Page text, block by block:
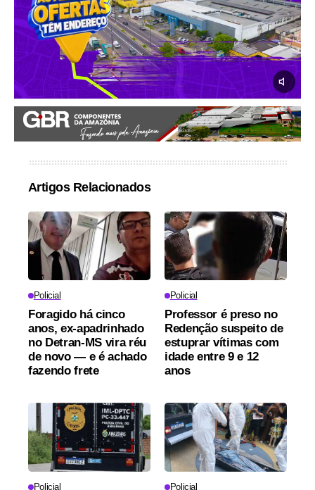
Artigos Relacionados
Policial
Foragido há cinco
anos, ex-apadrinhado
no Detran-MS vira réu
de novo — e é achado
fazendo frete
Policial
Professor é preso no
Redenção suspeito de
estuprar vítimas com
idade entre 9 e 12
anos
Policial Policial